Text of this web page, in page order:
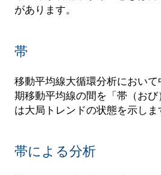
があります。
帯
移動平均線大循環分析におい
期移動平均線の間を「帯（お
は大局トレンドの状態を示しま
帯による分析